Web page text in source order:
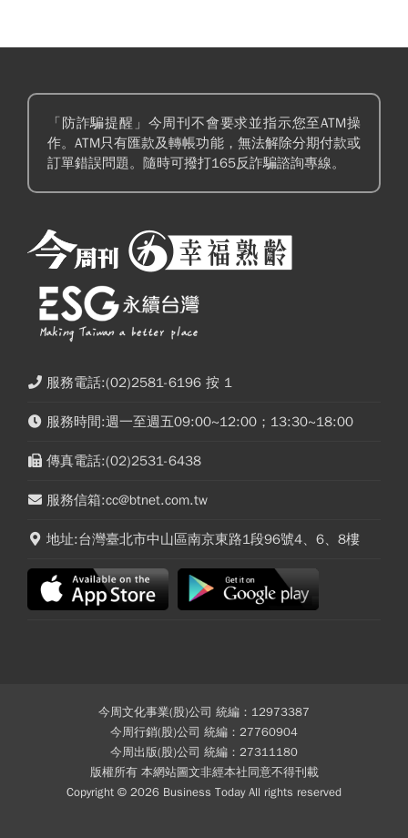
「防詐騙提醒」今周刊不會要求並指示您至ATM操
作。ATM只有匯款及轉帳功能，無法解除分期付款或
訂單錯誤問題。隨時可撥打165反詐騙諮詢專線。
服務電話:(02)2581-6196 按 1
服務時間:週一至週五09:00~12:00；13:30~18:00
傳真電話:(02)2531-6438
服務信箱:cc@btnet.com.tw
地址:台灣臺北市中山區南京東路1段96號4、6、8樓
今周文化事業(股)公司 統編：12973387
今周行銷(股)公司 統編：27760904
今周出版(股)公司 統編：27311180
版權所有 本網站圖文非經本社同意不得刊載
Copyright © 2026 Business Today All rights reserved